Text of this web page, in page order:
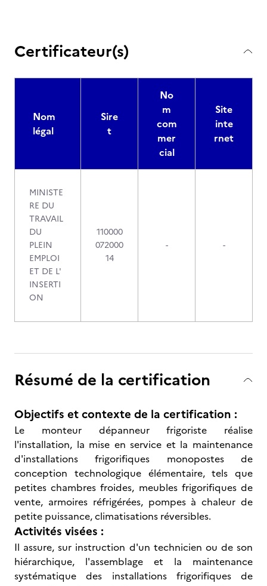
Certificateur(s)
Nom
légal
Sire
t
No
m
com
mer
cial
Site
inte
rnet
MINISTE
RE DU
TRAVAIL
DU
PLEIN
EMPLOI
ET DE L'
INSERTI
ON
110000
072000
14
- -
Résumé de la certification
Objectifs et contexte de la certification :
Le monteur dépanneur frigoriste réalise
l'installation, la mise en service et la maintenance
d'installations frigorifiques monopostes de
conception technologique élémentaire, tels que
petites chambres froides, meubles frigorifiques de
vente, armoires réfrigérées, pompes à chaleur de
petite puissance, climatisations réversibles.
Activités visées :
Il assure, sur instruction d'un technicien ou de son
hiérarchique, l'assemblage et la maintenance
systématique des installations frigorifiques de